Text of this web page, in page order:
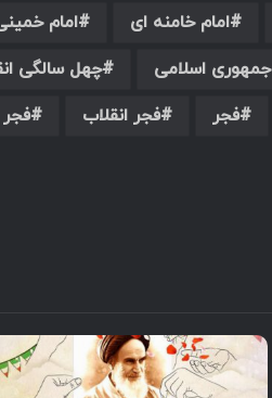
امام خامنه ای امام
جمهوری اسلامی چهل سالگی
فجر فجر انقلاب فجر